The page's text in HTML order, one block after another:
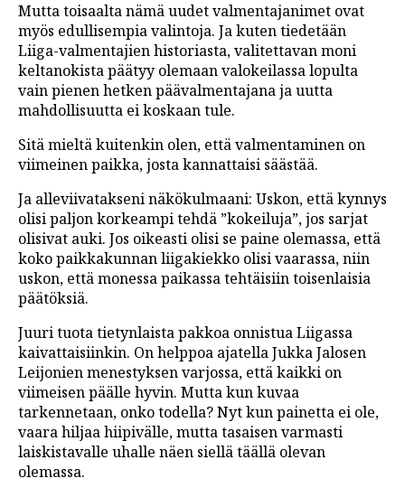
Mutta toisaalta nämä uudet valmentajanimet ovat
myös edullisempia valintoja. Ja kuten tiedetään
Liiga-valmentajien historiasta, valitettavan moni
keltanokista päätyy olemaan valokeilassa lopulta
vain pienen hetken päävalmentajana ja uutta
mahdollisuutta ei koskaan tule.
Sitä mieltä kuitenkin olen, että valmentaminen on
viimeinen paikka, josta kannattaisi säästää.
Ja alleviivatakseni näkökulmaani: Uskon, että kynnys
olisi paljon korkeampi tehdä ”kokeiluja”, jos sarjat
olisivat auki. Jos oikeasti olisi se paine olemassa, että
koko paikkakunnan liigakiekko olisi vaarassa, niin
uskon, että monessa paikassa tehtäisiin toisenlaisia
päätöksiä.
Juuri tuota tietynlaista pakkoa onnistua Liigassa
kaivattaisiinkin. On helppoa ajatella Jukka Jalosen
Leijonien menestyksen varjossa, että kaikki on
viimeisen päälle hyvin. Mutta kun kuvaa
tarkennetaan, onko todella? Nyt kun painetta ei ole,
vaara hiljaa hiipivälle, mutta tasaisen varmasti
laiskistavalle uhalle näen siellä täällä olevan
olemassa.